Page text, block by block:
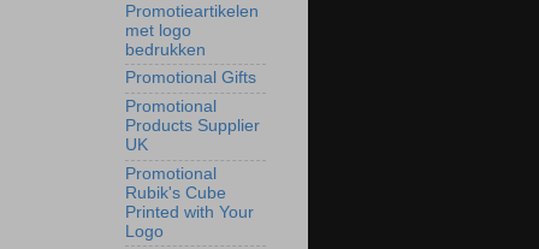
Promotieartikelen
met logo
bedrukken
Promotional Gifts
Promotional
Products Supplier
UK
Promotional
Rubik's Cube
Printed with Your
Logo